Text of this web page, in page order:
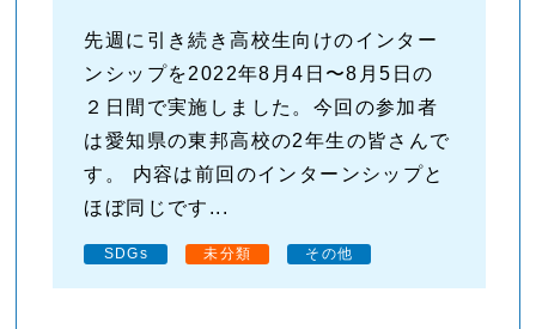
先週に引き続き高校生向けのインター
ンシップを2022年8月4日〜8月5日の
２日間で実施しました。今回の参加者
は愛知県の東邦高校の2年生の皆さんで
す。 内容は前回のインターンシップと
ほぼ同じです...
SDGs 未分類 その他